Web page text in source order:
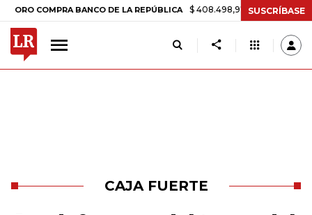
BANCO DE LA REPÚBLICA $ 408.498,97 +$ 8.753,81 +2,19%
SUSCRÍBASE
CAJA FUERTE